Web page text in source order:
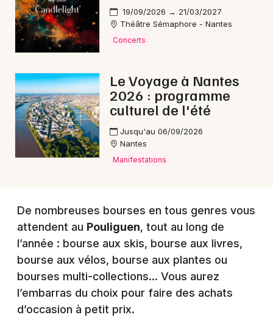
44 - Loire-Atlantique
Choisir mes départements
Mon email
Je m'abonne
19/09/2026 → 21/03/2027
Théâtre Sémaphore - Nantes
Concerts
Le Voyage à Nantes
2026 : programme
culturel de l'été
Jusqu'au 06/09/2026
Nantes
Manifestations
De nombreuses bourses en tous genres vous
attendent au Pouliguen, tout au long de
l’année : bourse aux skis, bourse aux livres,
bourse aux vélos, bourse aux plantes ou
bourses multi-collections… Vous aurez
l’embarras du choix pour faire des achats
d’occasion à petit prix.